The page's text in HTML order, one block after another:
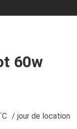
60w
/ jour de location